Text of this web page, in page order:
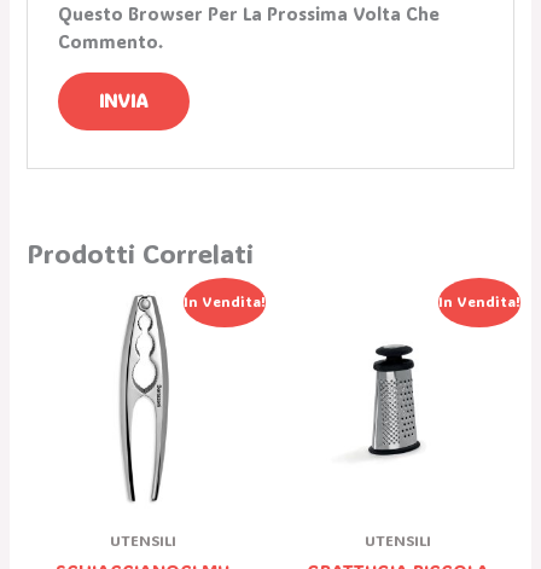
Questo Browser Per La Prossima Volta Che
Commento.
Prodotti Correlati
In Vendita!
UTENSILI
Il
Prezzo
Originale
Era:
19,86 €.
Il
Prezzo
In Vendita!
UTENSILI
Prezzo
Era:
7,11 €.
Il
Prezzo